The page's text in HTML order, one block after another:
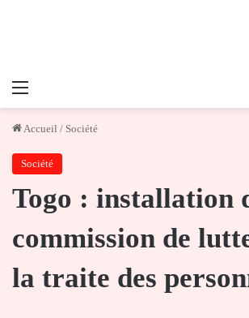
Menu
Accueil / Société
Société
Togo : installation
commission de
la traite des